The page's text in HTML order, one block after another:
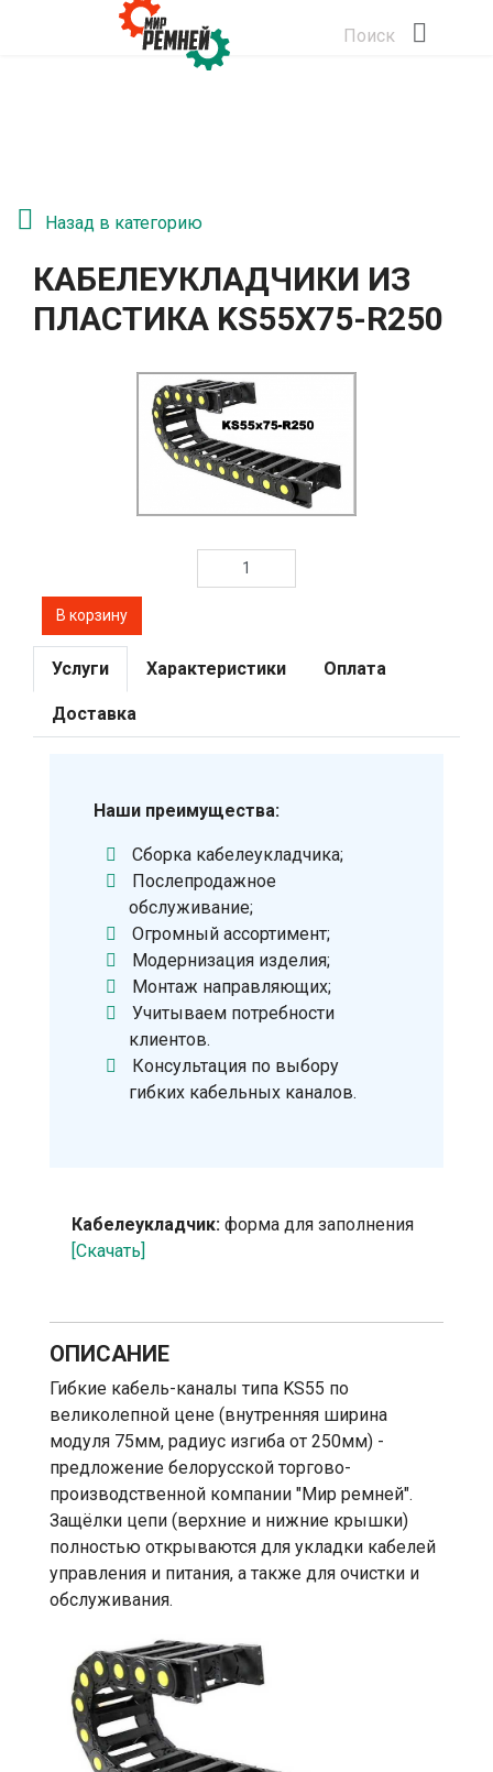
Поиск
Назад в категорию
КАБЕЛЕУКЛАДЧИКИ ИЗ
ПЛАСТИКА KS55Х75-R250
Услуги Характеристики Оплата
Доставка
Наши преимущества:
Сборка кабелеукладчика;
Послепродажное
обслуживание;
Огромный ассортимент;
Модернизация изделия;
Монтаж направляющих;
Учитываем потребности
клиентов.
Консультация по выбору
гибких кабельных каналов.
Кабелеукладчик: форма для заполнения
[Скачать]
ОПИСАНИЕ
Гибкие кабель-каналы типа KS55 по
великолепной цене (внутренняя ширина
модуля 75мм, радиус изгиба от 250мм) -
предложение белорусской торгово-
производственной компании "Мир ремней".
Защёлки цепи (верхние и нижние крышки)
полностью открываются для укладки кабелей
управления и питания, а также для очистки и
обслуживания.